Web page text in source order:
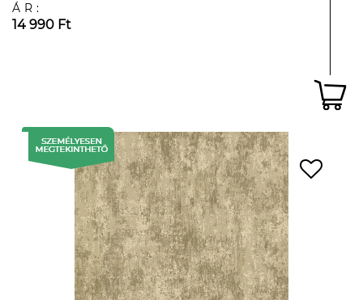
ÁR:
14 990 Ft